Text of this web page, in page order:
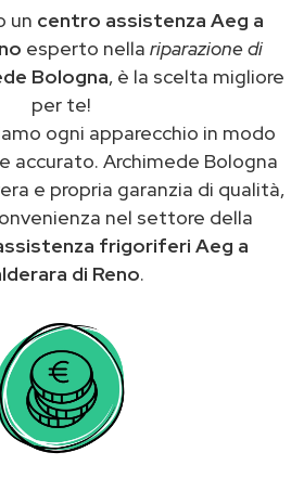
un centro assistenza Aeg a
esperto nella riparazione di
Bologna, è la scelta migliore
per te!
ogni apparecchio in modo
accurato. Archimede Bologna
e propria garanzia di qualità,
nel settore della
frigoriferi Aeg a
di Reno.